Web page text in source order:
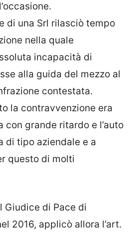
di una Srl rilasciò tempo
nella quale
incapacità di
alla guida del mezzo al
contestata.
la contravvenzione era
con grande ritardo e l’auto
di tipo aziendale e a
questo di molti
Giudice di Pace di
2016, applicò allora l’art.